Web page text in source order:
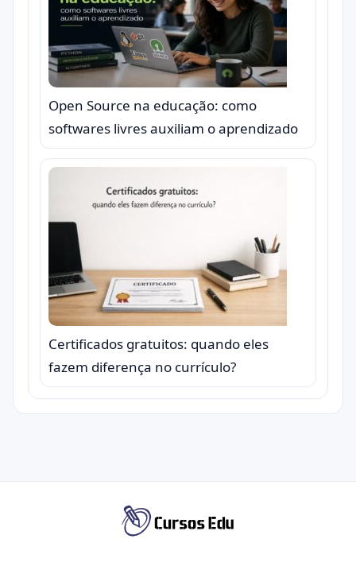
Open Source na educação: como
softwares livres auxiliam o aprendizado
Certificados gratuitos: quando eles
fazem diferença no currículo?